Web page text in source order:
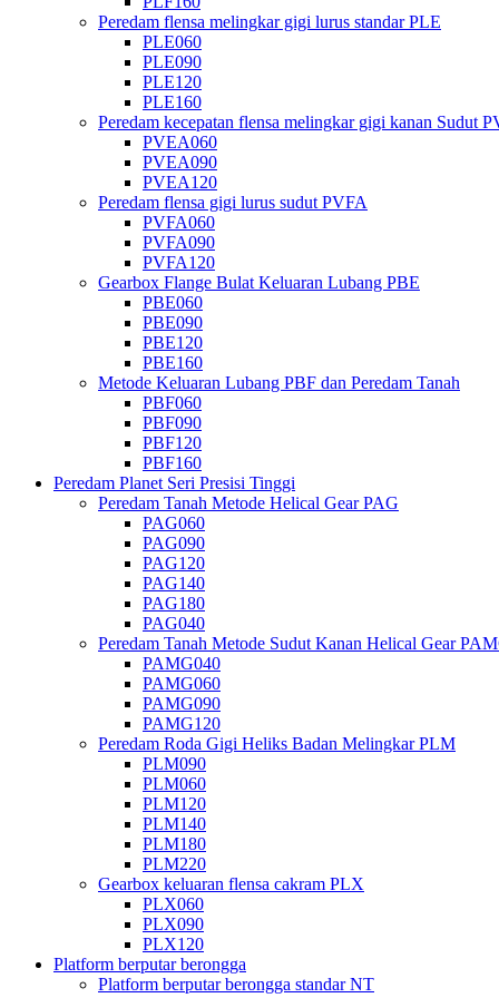
Peredam flensa melingkar gigi lurus standar PLE
PLE060
PLE090
PLE120
PLE160
Peredam kecepatan flensa melingkar gigi kanan Sudut
PVEA060
PVEA090
PVEA120
Peredam flensa gigi lurus sudut PVFA
PVFA060
PVFA090
PVFA120
Gearbox Flange Bulat Keluaran Lubang PBE
PBE060
PBE090
PBE120
PBE160
Metode Keluaran Lubang PBF dan Peredam Tanah
PBF060
PBF090
PBF120
PBF160
Peredam Planet Seri Presisi Tinggi
Peredam Tanah Metode Helical Gear PAG
PAG060
PAG090
PAG120
PAG140
PAG180
PAG040
Peredam Tanah Metode Sudut Kanan Helical Gear
PAMG040
PAMG060
PAMG090
PAMG120
Peredam Roda Gigi Heliks Badan Melingkar PLM
PLM090
PLM060
PLM120
PLM140
PLM180
PLM220
Gearbox keluaran flensa cakram PLX
PLX060
PLX090
PLX120
Platform berputar berongga
Platform berputar berongga standar NT